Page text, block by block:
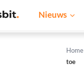
Nieuws
Home
toe